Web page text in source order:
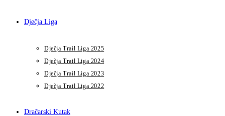
Dječja Liga
Dječja Trail Liga 2025
Dječja Trail Liga 2024
Dječja Trail Liga 2023
Dječja Trail Liga 2022
Dračarski Kutak